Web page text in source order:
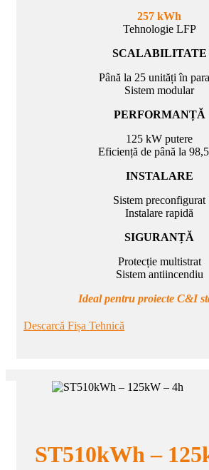
257 kWh
Tehnologie LFP
SCALABILITATE
Până la 25 unități în
Sistem modular
PERFORMANȚĂ
125 kW putere
Eficiență de până la
INSTALARE
Sistem preconfigurat
Instalare rapidă
SIGURANȚĂ
Protecție multistrat
Sistem antiincendiu
Ideal pentru proiecte C&I
Descarcă Fișa Tehnică
ST510kWh –